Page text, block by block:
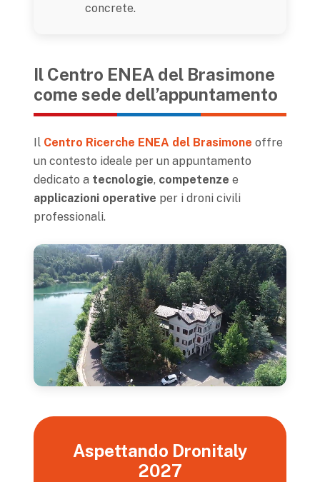
concrete.
Il Centro ENEA del Brasimone
come sede dell’appuntamento
Il Centro Ricerche ENEA del Brasimone offre
un contesto ideale per un appuntamento
dedicato a tecnologie, competenze e
applicazioni operative per i droni civili
professionali.
Aspettando Dronitaly
2027